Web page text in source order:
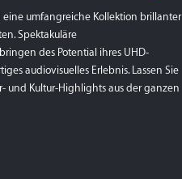
eine umfangreiche Kollektion brillanter
Spektakuläre
des Potential ihres UHD-
audiovisuelles Erlebnis. Lassen Sie
und Kultur-Highlights aus der ganzen